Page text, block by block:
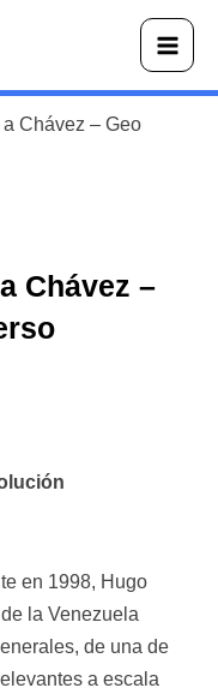
Main
Chávez – Geo
Chávez –
en 1998, Hugo
la Venezuela
de una de
a escala